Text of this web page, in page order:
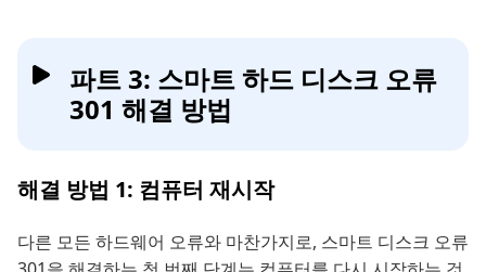
파트 3: 스마트 하드 디스크 오류
301 해결 방법
해결 방법 1: 컴퓨터 재시작
다른 모든 하드웨어 오류와 마찬가지로, 스마트 디스크 오류